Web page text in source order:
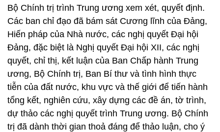
Bộ Chính trị trình Trung ương xem xét, quyết định.
Các ban chỉ đạo đã bám sát Cương lĩnh của Đảng,
Hiến pháp của Nhà nước, các nghị quyết Đại hội
Đảng, đặc biệt là Nghị quyết Đại hội XII, các nghị
quyết, chỉ thị, kết luận của Ban Chấp hành Trung
ương, Bộ Chính trị, Ban Bí thư và tình hình thực
tiễn của đất nước, khu vực và thế giới để tiến hành
tổng kết, nghiên cứu, xây dựng các đề án, tờ trình,
dự thảo các nghị quyết trình Trung ương. Bộ Chính
trị đã dành thời gian thoả đáng để thảo luận, cho ý